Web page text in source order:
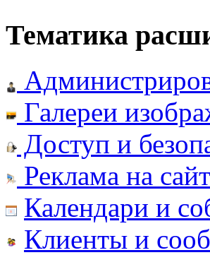
Тематика
Галереи
Доступ и
Реклама на
Календари и
Клиенты и